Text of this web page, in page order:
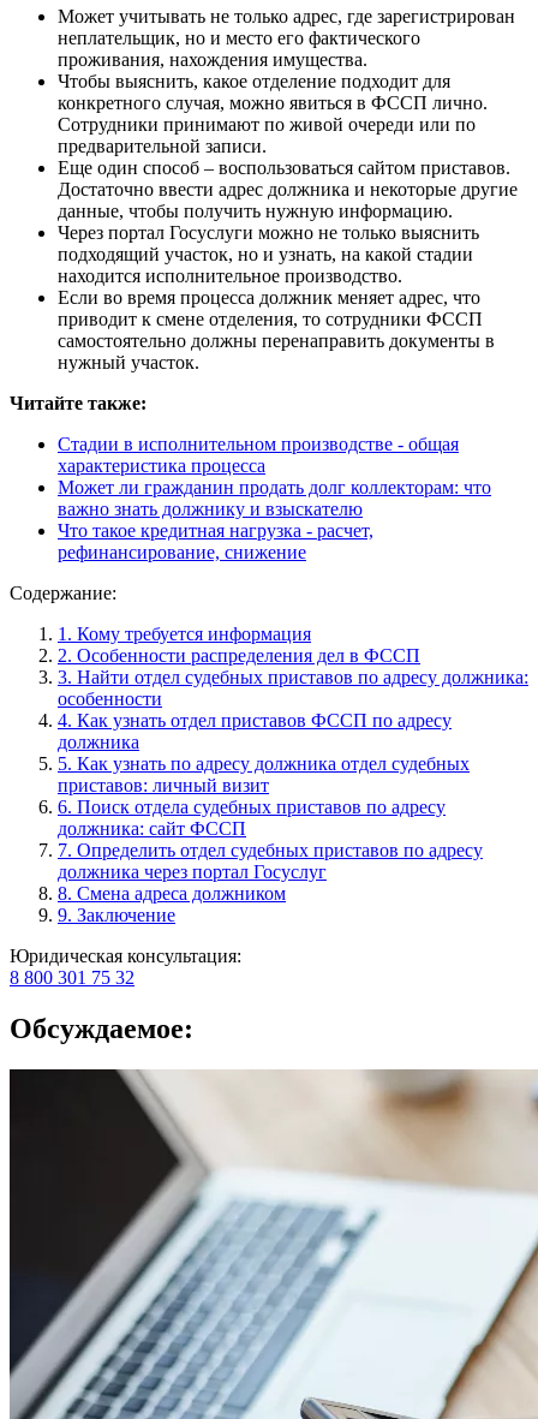
Может учитывать не только адрес, где зарегистрирован
неплательщик, но и место его фактического
проживания, нахождения имущества.
Чтобы выяснить, какое отделение подходит для
конкретного случая, можно явиться в ФССП лично.
Сотрудники принимают по живой очереди или по
предварительной записи.
Еще один способ – воспользоваться сайтом приставов.
Достаточно ввести адрес должника и некоторые другие
данные, чтобы получить нужную информацию.
Через портал Госуслуги можно не только выяснить
подходящий участок, но и узнать, на какой стадии
находится исполнительное производство.
Если во время процесса должник меняет адрес, что
приводит к смене отделения, то сотрудники ФССП
самостоятельно должны перенаправить документы в
нужный участок.
Читайте также:
Стадии в исполнительном производстве - общая
характеристика процесса
Может ли гражданин продать долг коллекторам: что
важно знать должнику и взыскателю
Что такое кредитная нагрузка - расчет,
рефинансирование, снижение
Содержание:
1. Кому требуется информация
2. Особенности распределения дел в ФССП
3. Найти отдел судебных приставов по адресу должника:
особенности
4. Как узнать отдел приставов ФССП по адресу
должника
5. Как узнать по адресу должника отдел судебных
приставов: личный визит
6. Поиск отдела судебных приставов по адресу
должника: сайт ФССП
7. Определить отдел судебных приставов по адресу
должника через портал Госуслуг
8. Смена адреса должником
9. Заключение
Юридическая консультация:
8 800 301 75 32
Обсуждаемое: